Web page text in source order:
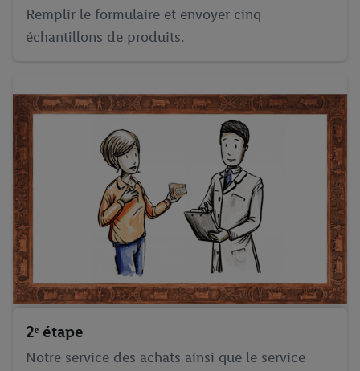
Remplir le formulaire et envoyer cinq
échantillons de produits.
2ᵉ étape
Notre service des achats ainsi que le service